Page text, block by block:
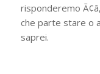
risponderemo
che parte stare o
saprei.